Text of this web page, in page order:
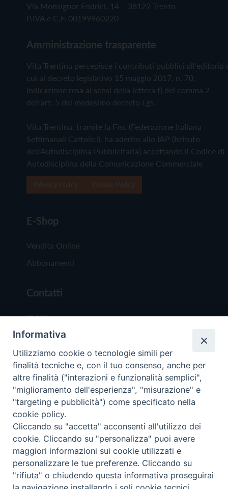
Via Monsignor Endrici, 14 – 38122 Trento
P.IVA e C.F. 00199960220
Amministrazione trasparente
Vita Trentina percepisce i contributi pubblici all'editoria
cui al decreto legislativo 15 maggio 2017, n. 70.
Indicazione resa ai sensi della lettera f) del comma 2
dell'art. 5 del medesimo decreto Lgs.
Vita Trentina, tramite la Fisc (Federazione Italiana
Settimanali Cattolici), ha aderito allo IAP (Istituto
dell'Autodisciplina Pubblicitaria) accettando il Codice di
Autodisciplina della Comunicazione Commerciale
E-Shop
Vendita Online
Abbonamenti
Contatti
Chi Siamo
Redazione
Scrivici
Copyright © 2019 - Tutti i diritti riservati - Vita
Trentina Editrice
Privacy Policy
Torna
Informativa
Utilizziamo cookie o tecnologie simili per
finalità tecniche e, con il tuo consenso, anche per
altre finalità ("interazioni e funzionalità semplici",
"miglioramento dell'esperienza", "misurazione" e
"targeting e pubblicità") come specificato nella
cookie policy.
Cliccando su "accetta" acconsenti all'utilizzo dei
cookie. Cliccando su "personalizza" puoi avere
maggiori informazioni sui cookie utilizzati e
personalizzare le tue preferenze. Cliccando su
"rifiuta" o chiudendo questa informativa proseguirai